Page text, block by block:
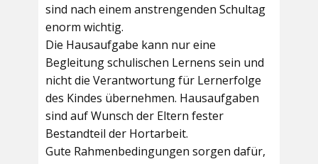
sind nach einem anstrengenden Schultag
enorm wichtig.
Die Hausaufgabe kann nur eine
Begleitung schulischen Lernens sein und
nicht die Verantwortung für Lernerfolge
des Kindes übernehmen. Hausaufgaben
sind auf Wunsch der Eltern fester
Bestandteil der Hortarbeit.
Gute Rahmenbedingungen sorgen dafür,